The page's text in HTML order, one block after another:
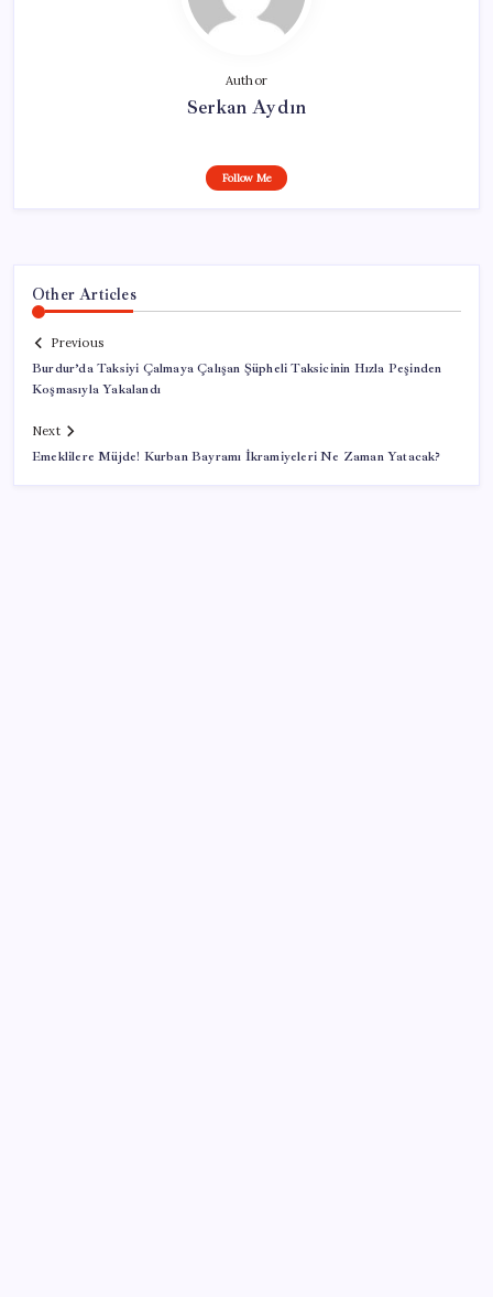
Author
Serkan Aydın
Follow Me
Other Articles
Previous
Burdur’da Taksiyi Çalmaya Çalışan Şüpheli Taksicinin Hızla Peşinden
Koşmasıyla Yakalandı
Next
Emeklilere Müjde! Kurban Bayramı İkramiyeleri Ne Zaman Yatacak?